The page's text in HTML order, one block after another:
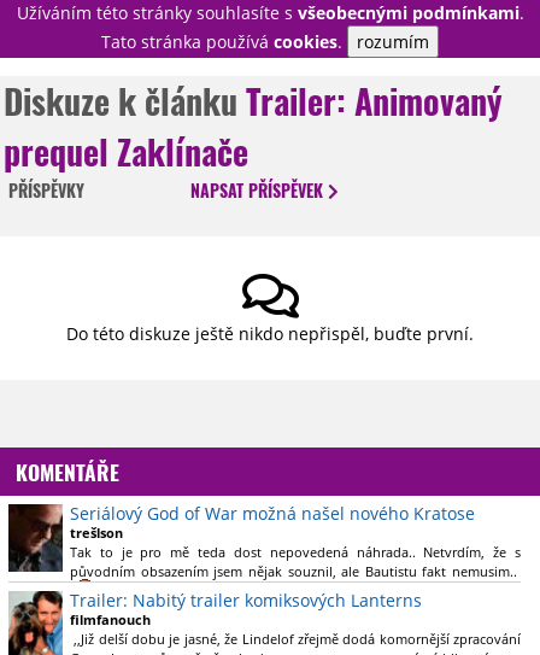
Užíváním této stránky souhlasíte s všeobecnými podmínkami.
Tato stránka používá cookies. rozumím
PŘIHLÁSIT
NOVINKY
TÉMATA
Diskuze k článkuTrailer: Animovaný
prequel Zaklínače
PŘÍSPĚVKY NAPSATPŘÍSPĚVEK
Do této diskuze ještě nikdo nepřispěl, buďte první.
KOMENTÁŘE
Seriálový God of War možná našel nového Kratose
trešlson
Tak to je pro mě teda dost nepovedená náhrada.. Netvrdím, že s
původním obsazením jsem nějak souznil, ale Bautistu fakt nemusim..
Trailer: Nabitý trailer komiksových Lanterns
filmfanouch
,,Již delší dobu je jasné, že Lindelof zřejmě dodá komornější zpracování